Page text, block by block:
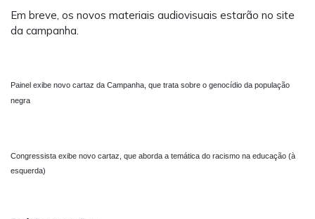
Em breve, os novos materiais audiovisuais estarão no site
da campanha.
Painel exibe novo cartaz da Campanha, que trata sobre o genocídio da população
negra
Congressista exibe novo cartaz, que aborda a temática do racismo na educação (à
esquerda)